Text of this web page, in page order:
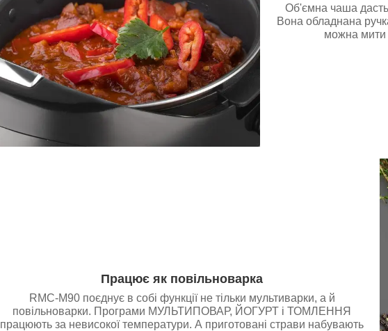
Об'ємна чаша дасть
Вона обладнана
можна мити
Працює як повільноварка
RMC-M90 поєднує в собі функції не тільки мультиварки, а й
повільноварки. Програми МУЛЬТИПОВАР, ЙОГУРТ і ТОМЛЕННЯ
працюють за невисокої температури. А приготовані страви набувають